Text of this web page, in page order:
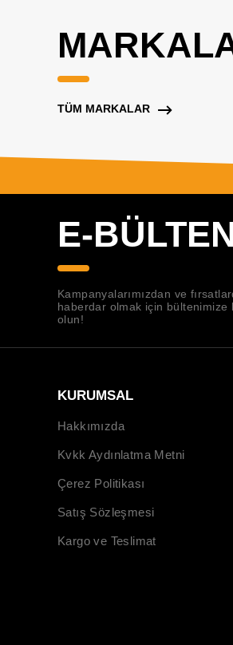
TÜM MARKALAR
E-
Kampanyalarımızdan ve
haberdar olmak için bültenimize
olun!
KURUMSAL
Hakkımızda
Kvkk Aydınlatma Metni
Çerez Politikası
Satış Sözleşmesi
Kargo ve Teslimat